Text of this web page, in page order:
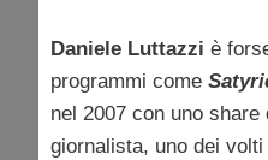
Daniele Luttazzi è
programmi come
nel 2007 con uno
giornalista, uno dei